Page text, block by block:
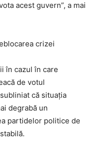
acest guvern”, a mai
crizei
în cazul în care
de votul
că situația
degrabă un
partidelor politice de